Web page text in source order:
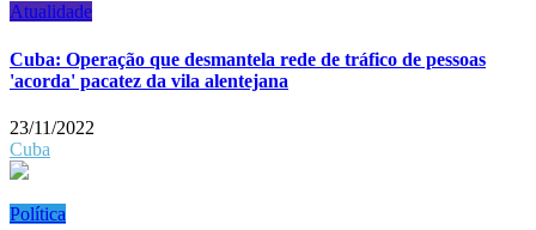
Atualidade
Cuba: Operação que desmantela rede de tráfico de pessoas
'acorda' pacatez da vila alentejana
23/11/2022
Cuba
Política